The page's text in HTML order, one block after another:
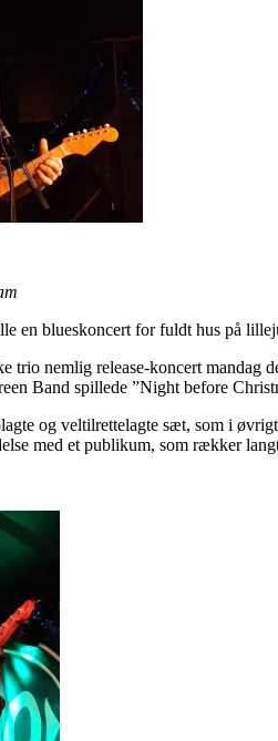
en blueskoncert for fuldt hus på
trio nemlig release-koncert mandag
Band spillede ”Night before
og veltilrettelagte sæt, som i
med et publikum, som rækker